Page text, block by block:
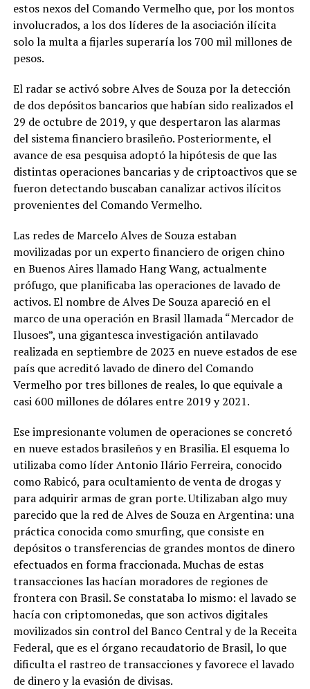
estos nexos del Comando Vermelho que, por los montos
involucrados, a los dos líderes de la asociación ilícita
solo la multa a fijarles superaría los 700 mil millones de
pesos.
El radar se activó sobre Alves de Souza por la detección
de dos depósitos bancarios que habían sido realizados el
29 de octubre de 2019, y que despertaron las alarmas
del sistema financiero brasileño. Posteriormente, el
avance de esa pesquisa adoptó la hipótesis de que las
distintas operaciones bancarias y de criptoactivos que se
fueron detectando buscaban canalizar activos ilícitos
provenientes del Comando Vermelho.
Las redes de Marcelo Alves de Souza estaban
movilizadas por un experto financiero de origen chino
en Buenos Aires llamado Hang Wang, actualmente
prófugo, que planificaba las operaciones de lavado de
activos. El nombre de Alves De Souza apareció en el
marco de una operación en Brasil llamada “Mercador de
Ilusoes”, una gigantesca investigación antilavado
realizada en septiembre de 2023 en nueve estados de ese
país que acreditó lavado de dinero del Comando
Vermelho por tres billones de reales, lo que equivale a
casi 600 millones de dólares entre 2019 y 2021.
Ese impresionante volumen de operaciones se concretó
en nueve estados brasileños y en Brasilia. El esquema lo
utilizaba como líder Antonio Ilário Ferreira, conocido
como Rabicó, para ocultamiento de venta de drogas y
para adquirir armas de gran porte. Utilizaban algo muy
parecido que la red de Alves de Souza en Argentina: una
práctica conocida como smurfing, que consiste en
depósitos o transferencias de grandes montos de dinero
efectuados en forma fraccionada. Muchas de estas
transacciones las hacían moradores de regiones de
frontera con Brasil. Se constataba lo mismo: el lavado se
hacía con criptomonedas, que son activos digitales
movilizados sin control del Banco Central y de la Receita
Federal, que es el órgano recaudatorio de Brasil, lo que
dificulta el rastreo de transacciones y favorece el lavado
de dinero y la evasión de divisas.